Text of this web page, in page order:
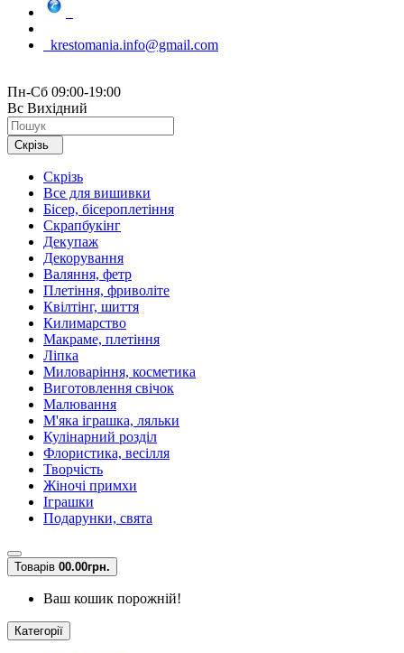
krestomania.info@gmail.com
Пн-Сб 09:00-19:00
Вс Вихідний
Скрізь
Скрізь
Все для вишивки
Бісер, бісероплетіння
Скрапбукінг
Декупаж
Декорування
Валяння, фетр
Плетіння, фриволіте
Квілтінг, шиття
Килимарство
Макраме, плетіння
Ліпка
Миловаріння, косметика
Виготовлення свічок
Малювання
М'яка іграшка, ляльки
Кулінарний розділ
Флористика, весілля
Творчість
Жіночі примхи
Іграшки
Подарунки, свята
Товарів 00.00грн.
Ваш кошик порожній!
Категорії